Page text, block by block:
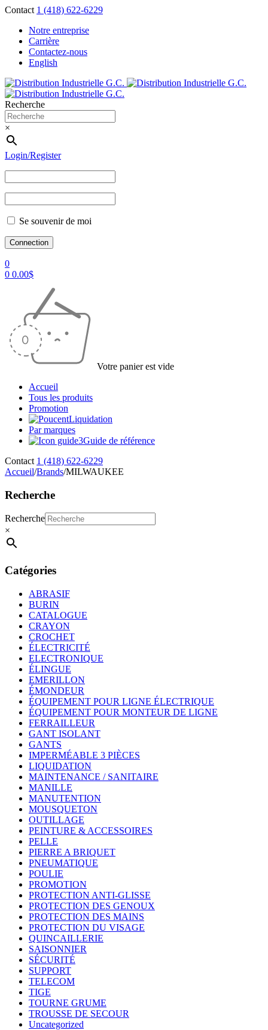
Contact 1 (418) 622-6229
Notre entreprise
Carrière
Contactez-nous
English
Recherche
×
Login/Register
Se souvenir de moi
0
0 0.00$
Votre panier est vide
Accueil
Tous les produits
Promotion
Liquidation
Par marques
Guide de référence
Contact 1 (418) 622-6229
Accueil/Brands/MILWAUKEE
Recherche
Recherche
×
Catégories
ABRASIF
BURIN
CATALOGUE
CRAYON
CROCHET
ÉLECTRICITÉ
ELECTRONIQUE
ÉLINGUE
EMERILLON
ÉMONDEUR
ÉQUIPEMENT POUR LIGNE ÉLECTRIQUE
ÉQUIPEMENT POUR MONTEUR DE LIGNE
FERRAILLEUR
GANT ISOLANT
GANTS
IMPERMÉABLE 3 PIÈCES
LIQUIDATION
MAINTENANCE / SANITAIRE
MANILLE
MANUTENTION
MOUSQUETON
OUTILLAGE
PEINTURE & ACCESSOIRES
PELLE
PIERRE A BRIQUET
PNEUMATIQUE
POULIE
PROMOTION
PROTECTION ANTI-GLISSE
PROTECTION DES GENOUX
PROTECTION DES MAINS
PROTECTION DU VISAGE
QUINCAILLERIE
SAISONNIER
SÉCURITÉ
SUPPORT
TELECOM
TIGE
TOURNE GRUME
TROUSSE DE SECOUR
Uncategorized